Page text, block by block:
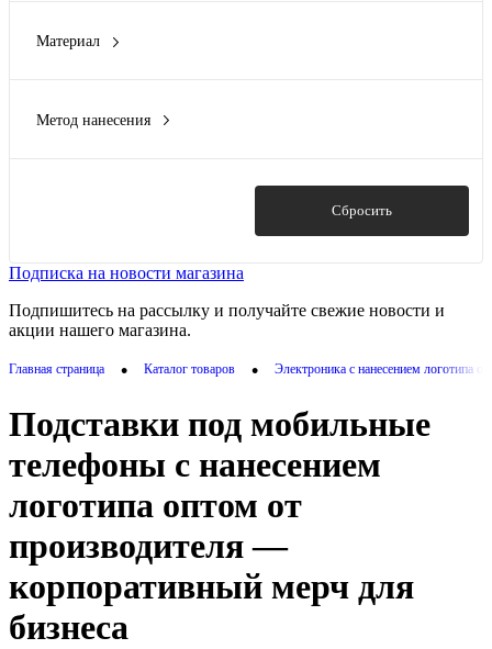
Материал
бамбук, пластик, RPET-фетр
Метод нанесения
УФ-печать(1)
Сбросить
Подписка на новости магазина
Подпишитесь на рассылку и получайте свежие новости и
акции нашего магазина.
Главная страница • Каталог товаров • Электроника с нанесением логотипа
Подставки под мобильные
телефоны с нанесением
логотипа оптом от
производителя —
корпоративный мерч для
бизнеса